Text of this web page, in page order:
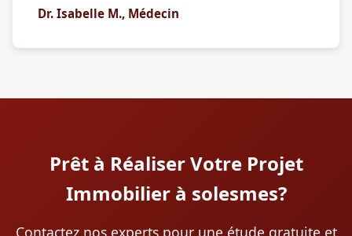
Dr. Isabelle M., Médecin
Prêt à Réaliser Votre Projet
Immobilier à solesmes?
Contactez nos experts pour une étude gratuite et